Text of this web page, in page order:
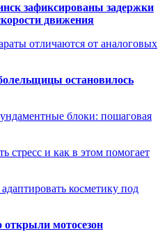
зафиксированы задержки
движения
отличаются от аналоговых
остановилось
блоки: пошаговая
стресс и как в этом помогает
косметику под
мотосезон